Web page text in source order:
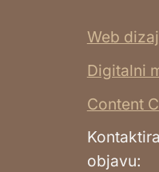
Web
Digitalni
Content
objavu: